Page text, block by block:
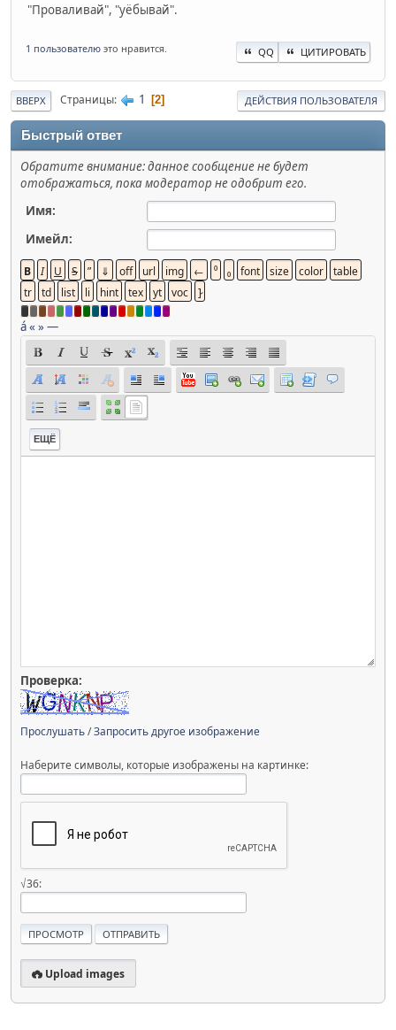
"Проваливай", "уёбывай".
1 пользователю это нравится. QQ ЦИТИРОВАТЬ
ВВЕРХ Страницы 1 2 ДЕЙСТВИЯ ПОЛЬЗОВАТЕЛЯ
Быстрый ответ
Обратите внимание: данное сообщение не будет
отображаться, пока модератор не одобрит его.
Имя:
Имейл:
á« »—
ЕЩЁ
Проверка:
Прослушать/Запросить другое изображение
Наберите символы, которые изображены на картинке:
√36:
Upload images